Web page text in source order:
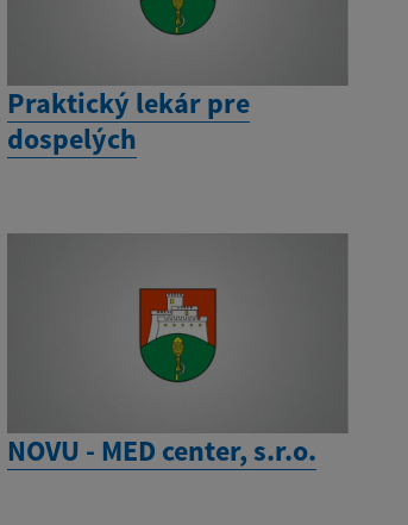
Praktický lekár pre
dospelých
NOVU - MED center, s.r.o.